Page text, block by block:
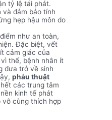
tỷ lệ tái phát.
và đảm bảo tính
hẹp hậu môn do
như an toàn,
Đặc biệt, vết
cảm giác của
thế, bệnh nhân ít
đưa trở về sinh
phẫu thuật
các trung tâm
kinh tế phát
vô cùng thích hợp